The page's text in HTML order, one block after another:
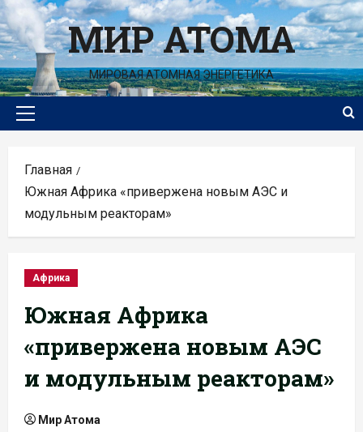
Перейти
к
содержимомуМИР АТОМА
МИРОВАЯ АТОМНАЯ ЭНЕРГЕТИКА
Основное
Главная
Южная Африка «привержена новым АЭС и
модульным реакторам»
Африка
Южная Африка
«привержена новым АЭС
и модульным реакторам»
Мир Атома